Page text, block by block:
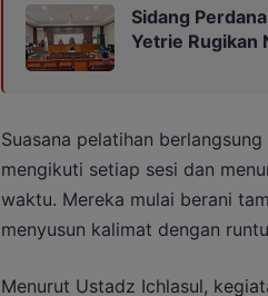
Sidang
Yetrie Rugikan
Suasana pelatihan
mengikuti setiap sesi dan
waktu. Mereka mulai berani
menyusun kalimat dengan
Menurut Ustadz Ichlasul,